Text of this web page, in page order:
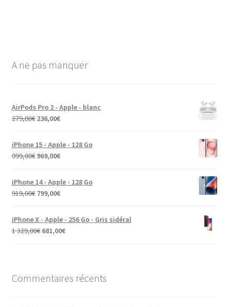
A ne pas manquer
AirPods Pro 2 - Apple - blanc
279,00€ 236,00€
iPhone 15 - Apple - 128 Go
999,00€ 969,00€
iPhone 14 - Apple - 128 Go
919,00€ 799,00€
iPhone X - Apple - 256 Go - Gris sidéral
1 329,00€ 681,00€
Commentaires récents